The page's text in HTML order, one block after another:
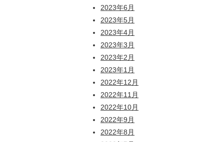
2023年6月
2023年5月
2023年4月
2023年3月
2023年2月
2023年1月
2022年12月
2022年11月
2022年10月
2022年9月
2022年8月